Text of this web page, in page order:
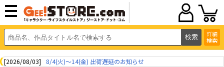
詳細
検索
[2026/08/03]
8/4(火)～14(金) 出荷遅延のお知らせ